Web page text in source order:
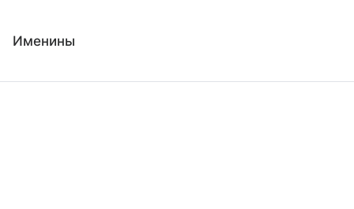
Именины